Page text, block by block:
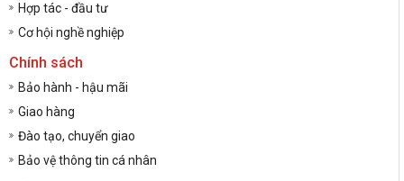
Hợp tác - đầu tư
Cơ hội nghề nghiệp
Chính sách
Bảo hành - hậu mãi
Giao hàng
Đào tạo, chuyển giao
Bảo vệ thông tin cá nhân